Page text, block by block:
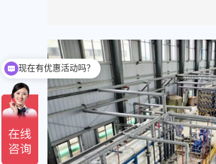
可以介绍下你们的主营产品？